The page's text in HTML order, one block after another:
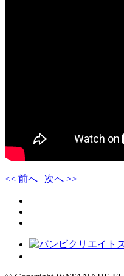
<< 前へ | 次へ >>